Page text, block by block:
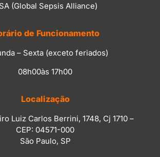
(Global Sepsis Alliance)
de Funcionamento
– Sexta (exceto feriados)
08h00às 17h00
Localização
Luiz Carlos Berrini, 1748, Cj 1710 –
CEP: 04571-000
São Paulo, SP